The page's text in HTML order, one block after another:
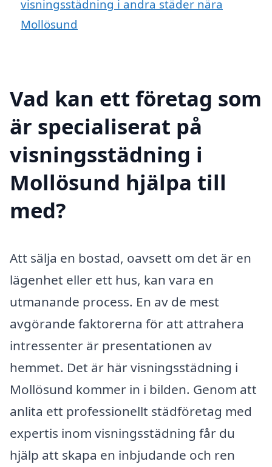
visningsstädning i andra städer nära
Mollösund
Vad kan ett företag som
är specialiserat på
visningsstädning i
Mollösund hjälpa till
med?
Att sälja en bostad, oavsett om det är en
lägenhet eller ett hus, kan vara en
utmanande process. En av de mest
avgörande faktorerna för att attrahera
intressenter är presentationen av
hemmet. Det är här visningsstädning i
Mollösund kommer in i bilden. Genom att
anlita ett professionellt städföretag med
expertis inom visningsstädning får du
hjälp att skapa en inbjudande och ren